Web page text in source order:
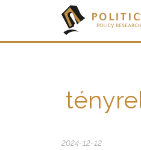
2024-12-12